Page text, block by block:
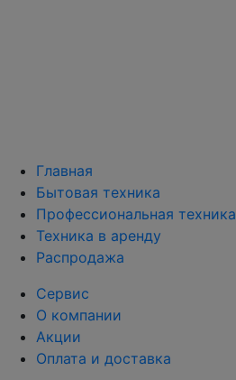
Главная
Бытовая техника
Профессиональная техника
Техника в аренду
Распродажа
Сервис
О компании
Акции
Оплата и доставка